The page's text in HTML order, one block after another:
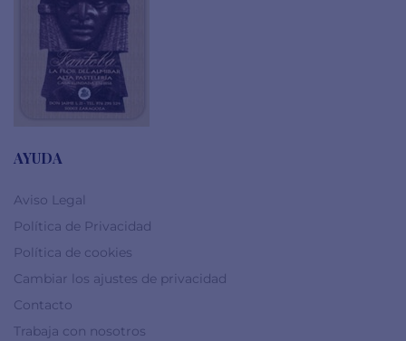
AYUDA
Aviso Legal
Política de Privacidad
Política de cookies
Cambiar los ajustes de privacidad
Contacto
Trabaja con nosotros